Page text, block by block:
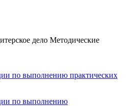
дело Методические
по выполнению практических
по выполнению